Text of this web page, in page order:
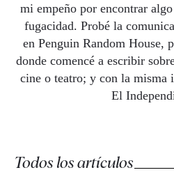
mi empeño por encontrar
fugacidad. Probé la
en Penguin Random House,
donde comencé a escribir
cine o teatro; y con la misma
El
Todos los artículos